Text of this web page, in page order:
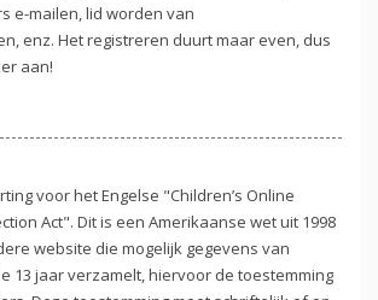
e-mailen, lid worden van
enz. Het registreren duurt maar even, dus
aan!
voor het Engelse "Children’s Online
Act". Dit is een Amerikaanse wet uit 1998
website die mogelijk gegevens van
13 jaar verzamelt, hiervoor de toestemming